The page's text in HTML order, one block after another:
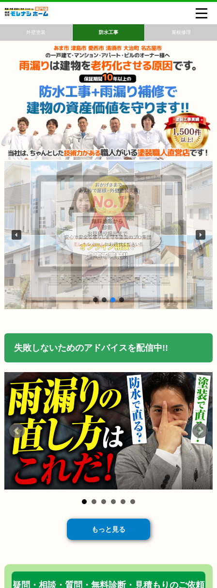
外壁塗装 防水工事 屋根修理
失敗しないためのアドバイスを配信中!!
もっと見る
疑問・相談・質問・無料診断・見積もりのご依頼